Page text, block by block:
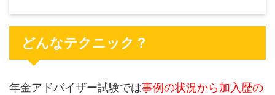
どんなテクニック？
年金アドバイザー試験では事例の状況から加入歴の